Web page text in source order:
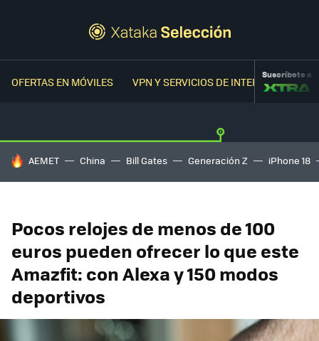
OFERTAS EN MÓVILES VPN Y SERVICIOS DE INTERNETSuscríbete a
HOY SE HABLA DE
AEMET China Bill Gates Generación Z iPhone 18
Pocos relojes de menos de 100
euros pueden ofrecer lo que este
Amazfit: con Alexa y 150 modos
deportivos